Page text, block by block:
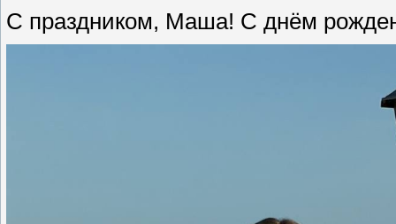
С праздником, Маша! С днём